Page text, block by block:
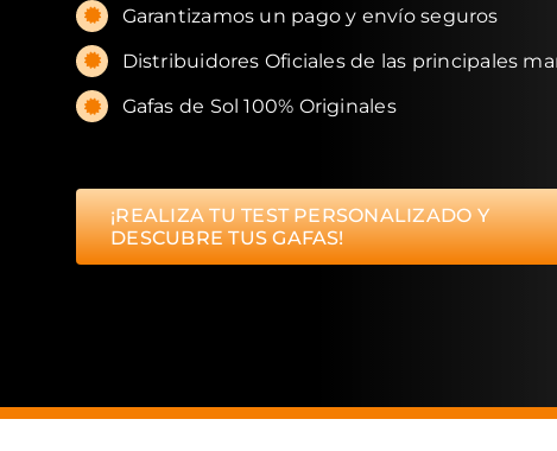
Garantizamos un pago y envío seguros
Distribuidores Oficiales de las principales
Gafas de Sol 100% Originales
¡REALIZA TU TEST PERSONALIZADO Y
DESCUBRE TUS GAFAS!